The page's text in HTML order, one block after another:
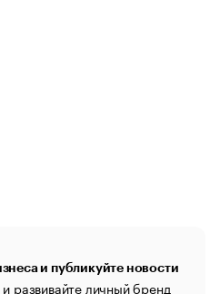
и публикуйте новости
развивайте личный бренд